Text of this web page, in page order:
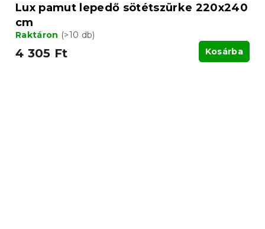
Lux pamut lepedő sötétszürke 220x240
cm
Raktáron (>10 db)
4 305 Ft Kosárba